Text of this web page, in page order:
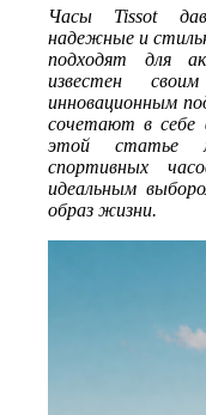
Часы Tissot
надежные и
подходят для
известен
инновационным
сочетают в себе
этой статье
спортивных
идеальным
образ жизни.